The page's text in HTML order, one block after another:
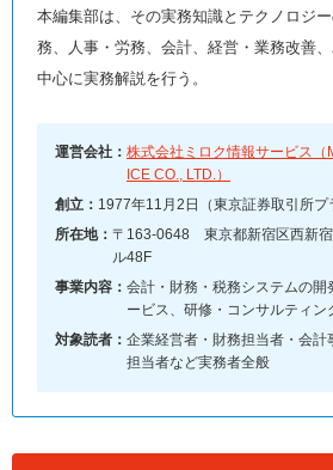
本編集部は、その実務知識とテクノロジ
務、人事・労務、会計、経営・業務改善
中心に実務解説を行う。
運営会社： 株式会社ミロク情報サービス（
ICE CO., LTD.）
創立： 1977年11月2日（東京証券取引所プ
所在地： 〒163-0648 東京都新宿区西新
ル48F
事業内容： 会計・財務・税務システムの開
ービス、研修・コンサルティン
対象読者： 企業経営者・財務担当者・会計
担当者など実務者全般